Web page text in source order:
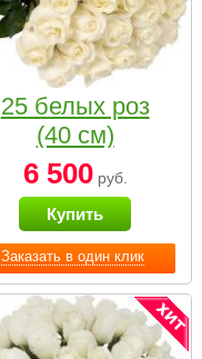
Заказать в один клик
25 белых роз
(40 см)
6 500руб.
Купить